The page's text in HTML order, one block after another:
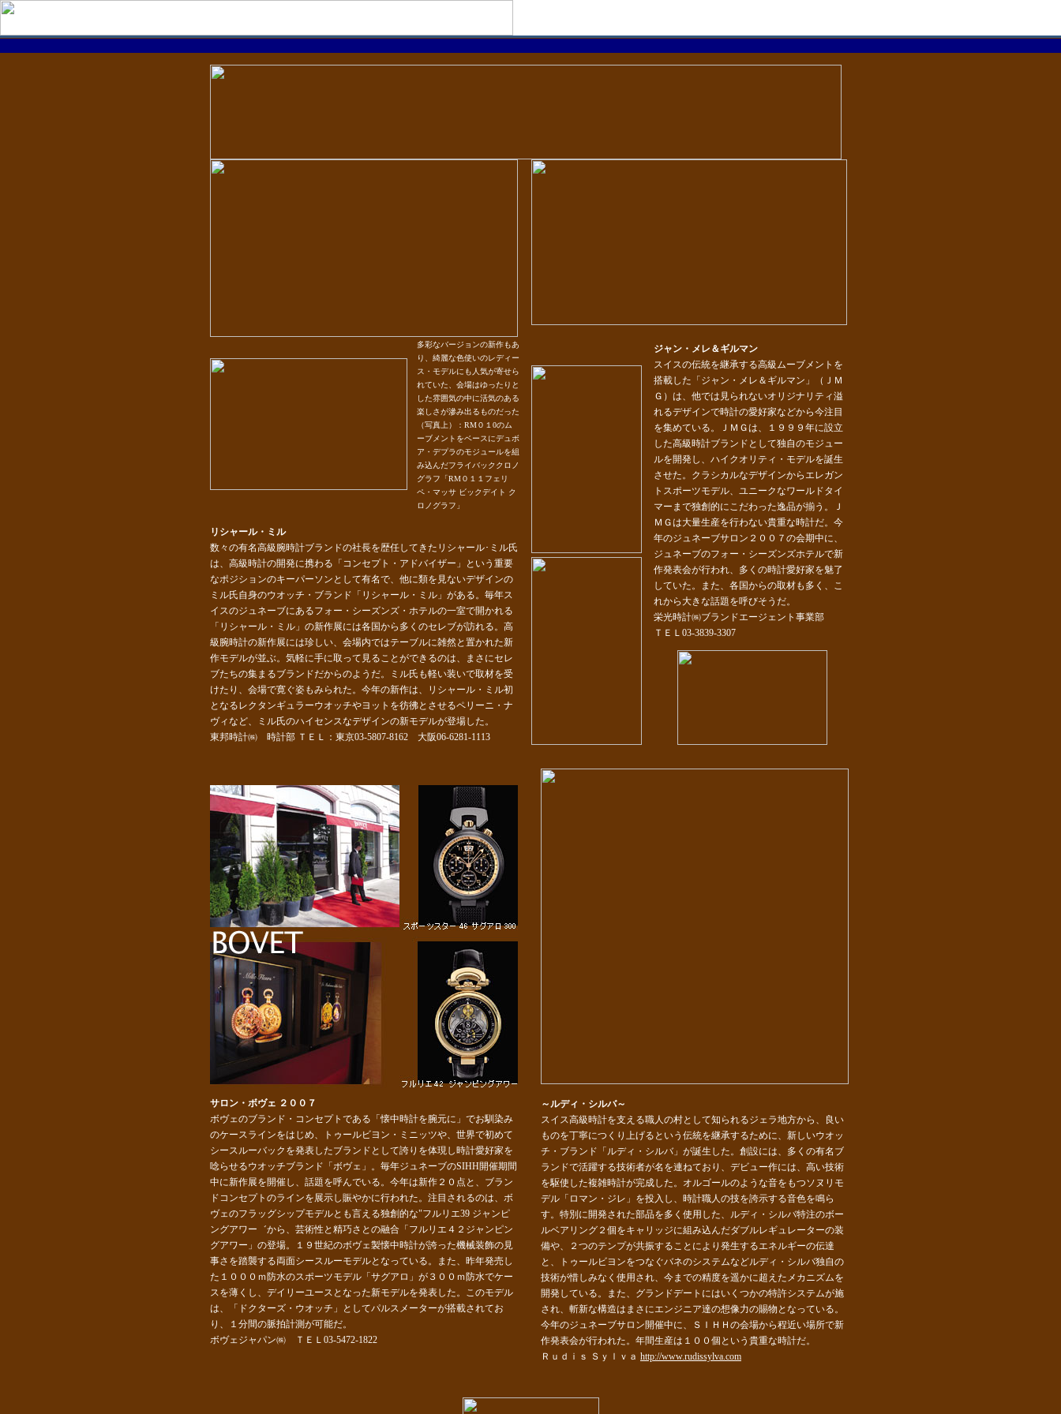
多彩なバージョンの新作もあ
り、綺麗な色使いのレディー
ス・モデルにも人気が寄せら
れていた、会場はゆったりと
した雰囲気の中に活気のある
楽しさが滲み出るものだった
（写真上）：RM０１0のム
ーブメントをベースにデュボ
ア・デプラのモジュールを組
み込んだフライバッククロノ
グラフ「RM０１１フェリ
ペ・マッサ ビックデイト ク
ロノグラフ」
リシャール・ミル
数々の有名高級腕時計ブランドの社長を歴任してきたリシャール･ミル氏
は、高級時計の開発に携わる「コンセプト・アドバイザー」という重要
なポジションのキーパーソンとして有名で、他に類を見ないデザインの
ミル氏自身のウオッチ・ブランド「リシャール・ミル」がある。毎年ス
イスのジュネーブにあるフォー・シーズンズ・ホテルの一室で開かれる
「リシャール・ミル」の新作展には各国から多くのセレブが訪れる。高
級腕時計の新作展には珍しい、会場内ではテーブルに雑然と置かれた新
作モデルが並ぶ。気軽に手に取って見ることができるのは、まさにセレ
ブたちの集まるブランドだからのようだ。ミル氏も軽い装いで取材を受
けたり、会場で寛ぐ姿もみられた。今年の新作は、リシャール・ミル初
となるレクタンギュラーウオッチやヨットを彷彿とさせるペリーニ・ナ
ヴィなど、ミル氏のハイセンスなデザインの新モデルが登場した。
東邦時計㈱ 時計部 ＴＥＬ：東京03-5807-8162 大阪06-6281-1113
ジャン・メレ＆ギルマン
スイスの伝統を継承する高級ムーブメントを
搭載した「ジャン・メレ＆ギルマン」（ＪＭ
Ｇ）は、他では見られないオリジナリティ溢
れるデザインで時計の愛好家などから今注目
を集めている。ＪＭＧは、１９９９年に設立
した高級時計ブランドとして独自のモジュー
ルを開発し、ハイクオリティ・モデルを誕生
させた。クラシカルなデザインからエレガン
トスポーツモデル、ユニークなワールドタイ
マーまで独創的にこだわった逸品が揃う。Ｊ
ＭＧは大量生産を行わない貴重な時計だ。今
年のジュネーブサロン２００７の会期中に、
ジュネーブのフォー・シーズンズホテルで新
作発表会が行われ、多くの時計愛好家を魅了
していた。また、各国からの取材も多く、こ
れから大きな話題を呼びそうだ。
栄光時計㈱ブランドエージェント事業部
ＴＥＬ03-3839-3307
サロン・ボヴェ ２００７
ボヴェのブランド・コンセプトである「懐中時計を腕元に」でお馴染み
のケースラインをはじめ、トゥールビヨン・ミニッツや、世界で初めて
シースルーバックを発表したブランドとして誇りを体現し時計愛好家を
唸らせるウオッチブランド「ボヴェ」。毎年ジュネーブのSIHH開催期間
中に新作展を開催し、話題を呼んでいる。今年は新作２０点と、ブラン
ドコンセプトのラインを展示し賑やかに行われた。注目されるのは、ボ
ヴェのフラッグシップモデルとも言える独創的な"フルリエ39 ジャンピ
ングアワー゛から、芸術性と精巧さとの融合「フルリエ４２ジャンピン
グアワー」の登場。１９世紀のボヴェ製懐中時計が誇った機械装飾の見
事さを踏襲する両面シースルーモデルとなっている。また、昨年発売し
た１０００ｍ防水のスポーツモデル「サグアロ」が３００ｍ防水でケー
スを薄くし、デイリーユースとなった新モデルを発表した。このモデル
は、「ドクターズ・ウオッチ」としてパルスメーターが搭載されてお
り、１分間の脈拍計測が可能だ。
ボヴェジャパン㈱ ＴＥＬ03-5472-1822
～ルディ・シルバ～
スイス高級時計を支える職人の村として知られるジェラ地方から、良い
ものを丁寧につくり上げるという伝統を継承するために、新しいウオッ
チ・ブランド「ルディ・シルバ」が誕生した。創設には、多くの有名ブ
ランドで活躍する技術者が名を連ねており、デビュー作には、高い技術
を駆使した複雑時計が完成した。オルゴールのような音をもつソヌリモ
デル「ロマン・ジレ」を投入し、時計職人の技を誇示する音色を鳴ら
す。特別に開発された部品を多く使用した、ルディ・シルバ特注のボー
ルベアリング２個をキャリッジに組み込んだダブルレギュレーターの装
備や、２つのテンプが共振することにより発生するエネルギーの伝達
と、トゥールビヨンをつなぐバネのシステムなどルディ・シルバ独自の
技術が惜しみなく使用され、今までの精度を遥かに超えたメカニズムを
開発している。また、グランドデートにはいくつかの特許システムが施
され、斬新な構造はまさにエンジニア達の想像力の賜物となっている。
今年のジュネーブサロン開催中に、ＳＩＨＨの会場から程近い場所で新
作発表会が行われた。年間生産は１００個という貴重な時計だ。
Ｒｕｄｉｓ Ｓｙｌｖａ http://www.rudissylva.com